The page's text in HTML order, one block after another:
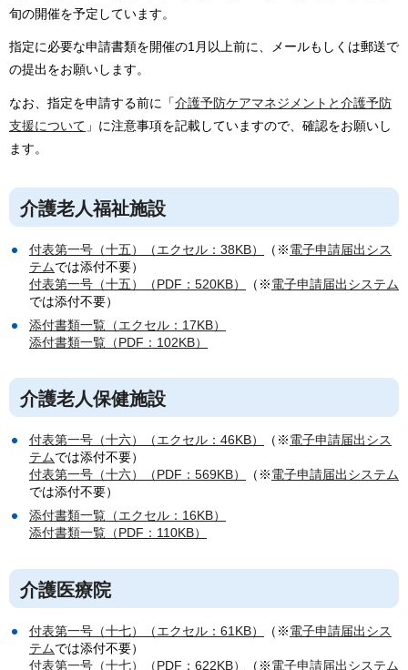
旬の開催を予定しています。
指定に必要な申請書類を開催の1月以上前に、メールもしくは郵送で
の提出をお願いします。
なお、指定を申請する前に「介護予防ケアマネジメントと介護予防
支援について 」に注意事項を記載していますので、確認をお願いし
ます。
介護老人福祉施設
付表第一号（十五）（エクセル：38KB） （※電子申請届出シス
テムでは添付不要）
付表第一号（十五）（PDF：520KB）
（※電子申請届出システム
では添付不要）
添付書類一覧（エクセル：17KB）
添付書類一覧（PDF：102KB）
介護老人保健施設
付表第一号（十六）（エクセル：46KB） （※電子申請届出シス
テムでは添付不要）
付表第一号（十六）（PDF：569KB）
（※電子申請届出システム
では添付不要）
添付書類一覧（エクセル：16KB）
添付書類一覧（PDF：110KB）
介護医療院
付表第一号（十七）（エクセル：61KB） （※電子申請届出シス
テムでは添付不要）
付表第一号（十七）（PDF：622KB）
（※電子申請届出システム